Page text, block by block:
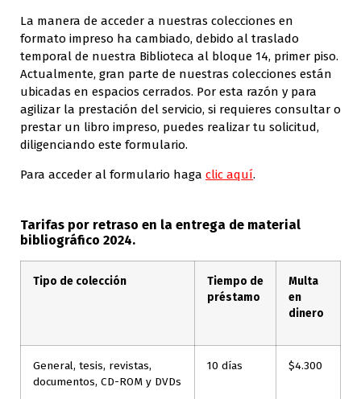
La manera de acceder a nuestras colecciones en
formato impreso ha cambiado, debido al traslado
temporal de nuestra Biblioteca al bloque 14, primer piso.
Actualmente, gran parte de nuestras colecciones están
ubicadas en espacios cerrados. Por esta razón y para
agilizar la prestación del servicio, si requieres consultar o
prestar un libro impreso, puedes realizar tu solicitud,
diligenciando este formulario.
Para acceder al formulario haga clic aquí.
Tarifas por retraso en la entrega de material
bibliográfico 2024.
Tipo de colección
Tiempo de
préstamo
Multa
en
dinero
General, tesis, revistas,
documentos, CD-ROM y DVDs
10 días $4.300